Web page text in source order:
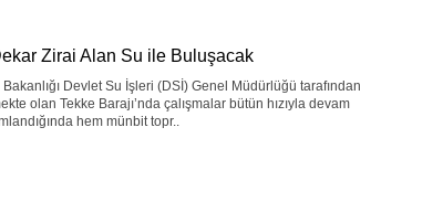
Zirai Alan Su ile Buluşacak
Devlet Su İşleri (DSİ) Genel Müdürlüğü tarafından
olan Tekke Barajı’nda çalışmalar bütün hızıyla devam
hem münbit topr..